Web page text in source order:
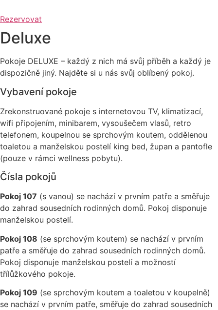
Rezervovat
Deluxe
Pokoje DELUXE – každý z nich má svůj příběh a každý je
dispozičně jiný. Najděte si u nás svůj oblíbený pokoj.
Vybavení pokoje
Zrekonstruované pokoje s internetovou TV, klimatizací,
wifi připojením, minibarem, vysoušečem vlasů, retro
telefonem, koupelnou se sprchovým koutem, oddělenou
toaletou a manželskou postelí king bed, župan a pantofle
(pouze v rámci wellness pobytu).
Čísla pokojů
Pokoj 107 (s vanou) se nachází v prvním patře a směřuje
do zahrad sousedních rodinných domů. Pokoj disponuje
manželskou postelí.
Pokoj 108 (se sprchovým koutem) se nachází v prvním
patře a směřuje do zahrad sousedních rodinných domů.
Pokoj disponuje manželskou postelí a možností
třílůžkového pokoje.
Pokoj 109 (se sprchovým koutem a toaletou v koupelně)
se nachází v prvním patře, směřuje do zahrad sousedních